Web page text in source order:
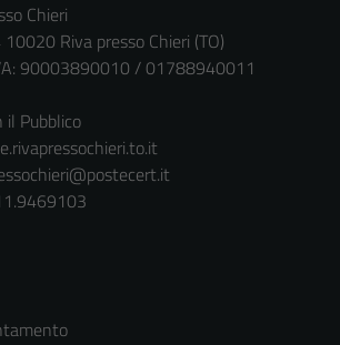
Chieri
Riva presso Chieri (TO)
90003890010 / 01788940011
il Pubblico